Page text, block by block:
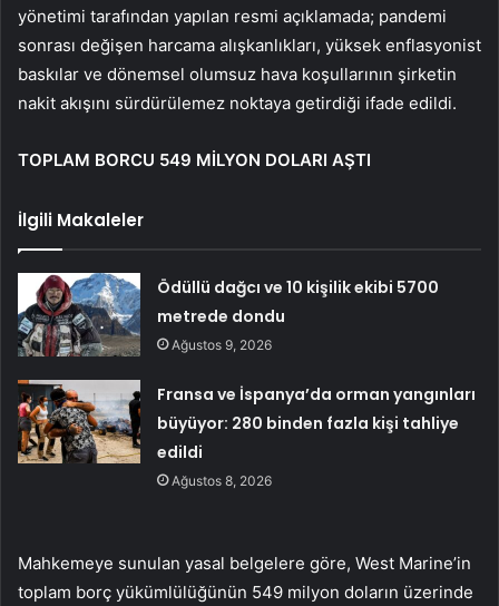
yönetimi tarafından yapılan resmi açıklamada; pandemi
sonrası değişen harcama alışkanlıkları, yüksek enflasyonist
baskılar ve dönemsel olumsuz hava koşullarının şirketin
nakit akışını sürdürülemez noktaya getirdiği ifade edildi.
TOPLAM BORCU 549 MİLYON DOLARI AŞTI
İlgili Makaleler
Ödüllü dağcı ve 10 kişilik ekibi 5700
metrede dondu
Ağustos 9, 2026
Fransa ve İspanya’da orman yangınları
büyüyor: 280 binden fazla kişi tahliye
edildi
Ağustos 8, 2026
Mahkemeye sunulan yasal belgelere göre, West Marine’in
toplam borç yükümlülüğünün 549 milyon doların üzerinde